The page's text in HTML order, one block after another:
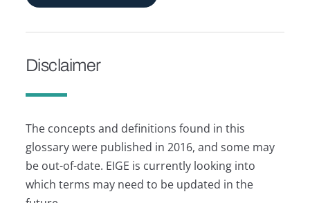
Disclaimer
The concepts and definitions found in this
glossary were published in 2016, and some may
be out-of-date. EIGE is currently looking into
which terms may need to be updated in the